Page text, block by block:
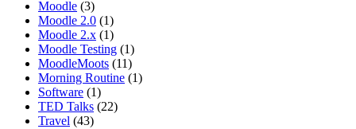
Moodle (3)
Moodle 2.0 (1)
Moodle 2.x (1)
Moodle Testing (1)
MoodleMoots (11)
Morning Routine (1)
Software (1)
TED Talks (22)
Travel (43)